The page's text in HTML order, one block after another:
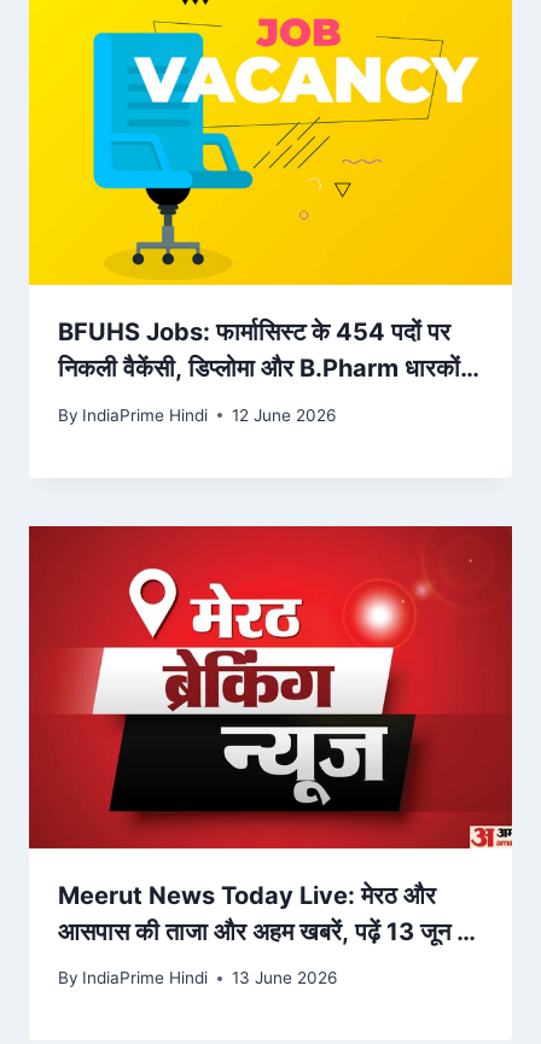
BFUHS Jobs: फार्मासिस्ट के 454 पदों पर
निकली वैकेंसी, डिप्लोमा और B.Pharm धारकों
के लिए मौका, अभी करें आवेदन – Amar Ujala
By IndiaPrime Hindi 12 June 2026
Meerut News Today Live: मेरठ और
आसपास की ताजा और अहम खबरें, पढ़ें 13 जून को
आपके शहर में क्या हुआ – Amar Ujala
By IndiaPrime Hindi 13 June 2026